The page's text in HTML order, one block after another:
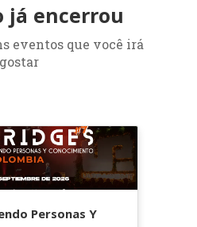
já encerrou
eventos que você irá
gostar
Personas Y